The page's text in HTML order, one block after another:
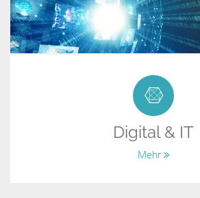
Digital & IT
Mehr